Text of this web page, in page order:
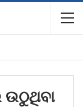
ଉଠୁଥିବା